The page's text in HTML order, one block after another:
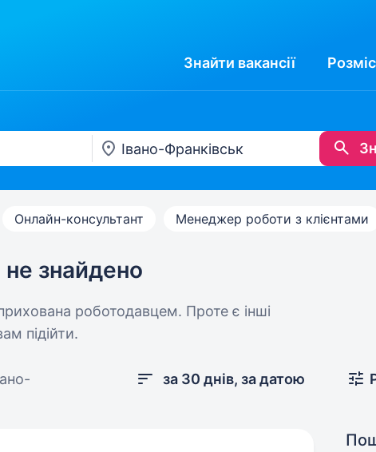
Знайти вакансії
Онлайн-консультант Менеджер роботи з клієнтами
знайдено
роботодавцем. Проте є інші
підійти.
за 30 днів, за датою